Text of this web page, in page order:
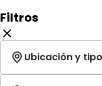
Filtros